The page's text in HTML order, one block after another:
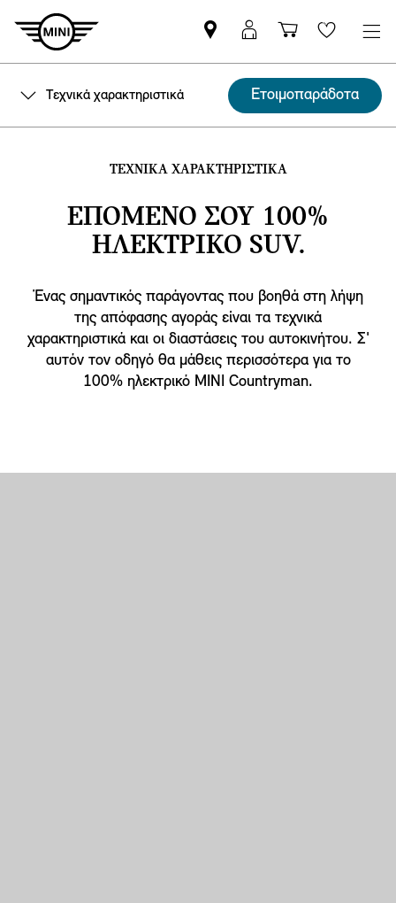
Βρείτε
Επίσημο
Έμπορο
MINI
ΜΙΝΙ
Αpp
login
Καλάθι
αγορών
Wishlist
Τεχνικά χαρακτηριστικά Ετοιμοπαράδοτα
ΤΕΧΝΙΚΑ ΧΑΡΑΚΤΗΡΙΣΤΙΚΑ
ΕΠΟΜΕΝΟ ΣΟΥ 100%
ΗΛΕΚΤΡΙΚΟ SUV.
Ένας σημαντικός παράγοντας που βοηθά στη λήψη
της απόφασης αγοράς είναι τα τεχνικά
χαρακτηριστικά και οι διαστάσεις του αυτοκινήτου. Σ'
αυτόν τον οδηγό θα μάθεις περισσότερα για το
100% ηλεκτρικό MINI Countryman.